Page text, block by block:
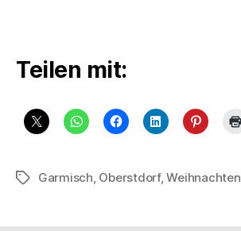
Teilen mit:
Schlagwörter
Garmisch, Oberstdorf,Weihnachten